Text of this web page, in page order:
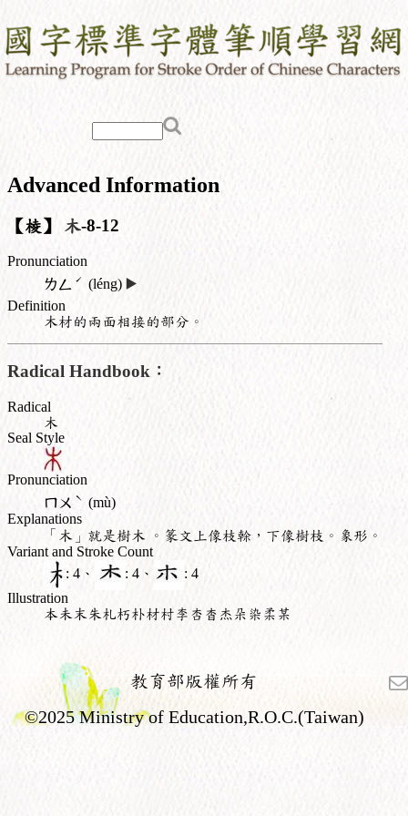
Advanced Information
【棱】 木-8-12
Pronunciation
ㄌㄥ ˊ (léng) ▶️
Definition
木材的兩面相接的部分。
Radical Handbook：
Radical
木
Seal Style
Pronunciation
ㄇㄨ ˋ (mù)
Explanations
「木」就是樹木 。篆文上像枝榦，下像樹枝。象形。
Variant and Stroke Count
: 4、
: 4、
: 4
Illustration
本未末朱札朽朴材村李杏杳杰朵染柔某
教育部版權所有
©2025 Ministry of Education,R.O.C.(Taiwan)